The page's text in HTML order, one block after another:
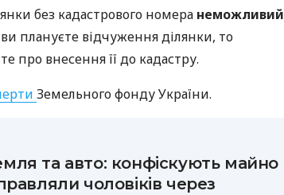
без кадастрового номера неможливий
плануєте відчуження ділянки, то
про внесення її до кадастру.
Земельного фонду України.
та авто: конфіскують майно
чоловіків через